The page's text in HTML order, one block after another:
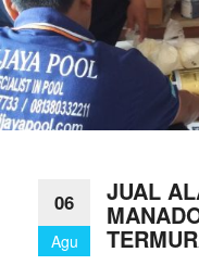
06
Agu
JUAL